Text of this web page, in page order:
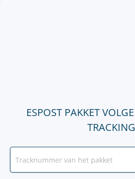
ESPOST PAKKET
TRACKING